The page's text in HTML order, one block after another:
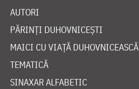
AUTORI
PĂRINȚI DUHOVNICEȘTI
MAICI CU VIAȚĂ DUHOVNICEASCĂ
TEMATICĂ
SINAXAR ALFABETIC